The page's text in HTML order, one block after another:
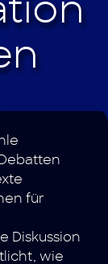
für
Diskussion
wie